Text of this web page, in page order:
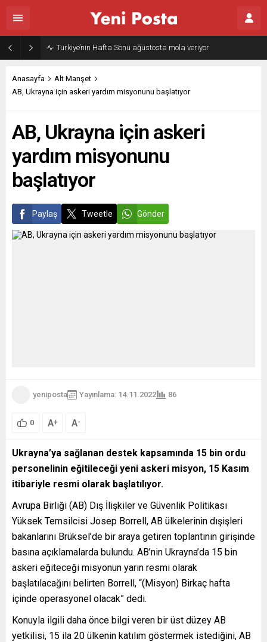
Türkiye’nin Hafta Sonu ağustosta mola veriyor
Anasayfa
Alt Manşet
AB, Ukrayna için askeri yardım misyonunu başlatıyor
AB, Ukrayna için askeri
yardım misyonunu
başlatıyor
Paylaş Tweetle Gönder
yeniposta Yayınlama: 14.11.2022 86
0 A+ A-
Ukrayna’ya sağlanan destek kapsamında 15 bin ordu
personelinin eğitileceği yeni askeri misyon, 15 Kasım
itibariyle resmi olarak başlatılıyor.
Avrupa Birliği (AB) Dış İlişkiler ve Güvenlik Politikası
Yüksek Temsilcisi Josep Borrell, AB ülkelerinin dışişleri
bakanlarını Brüksel’de bir araya getiren toplantının girişinde
basına açıklamalarda bulundu. AB’nin Ukrayna’da 15 bin
askeri eğiteceği misyonun yarın resmi olarak
başlatılacağını belirten Borrell, “(Misyon) Birkaç hafta
içinde operasyonel olacak” dedi.
Konuyla ilgili daha önce bilgi veren bir üst düzey AB
yetkilisi, 15 ila 20 ülkenin katılım göstermek istediğini, AB